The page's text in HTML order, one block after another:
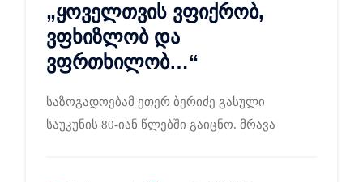
„ყოველთვის ვფიქრობ,
ვფხიზლობ და
ვფრთხილობ…“
საზოგადოებამ ეთერ ბერიძე გასული
საუკუნის 80-იან წლებში გაიცნო. მრავა